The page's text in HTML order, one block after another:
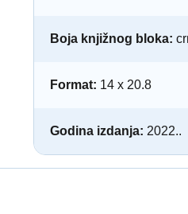
Boja knjižnog bloka:
Format: 14 x 20.8
Godina izdanja: 2022..